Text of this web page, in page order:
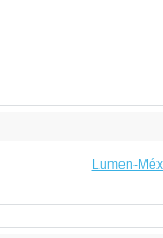
Lumen-